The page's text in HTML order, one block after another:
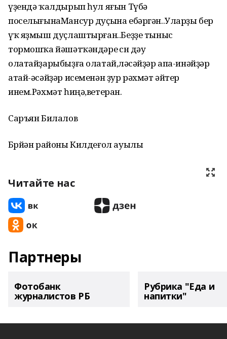
үҙендә ҡалдырып һул яғын Түбә
поселығынаМансур дуҫына ебәргән..Уларҙы бер
үҡ яҙмыш дуҫлаштырған..Беҙҙе тыныс
тормошҡа йәшәтҡәндәре өсөн дәу
олатайҙарыбыҙға олатай,өләсәйҙәр апа-инәйҙәр
атай-әсәйҙәр исеменән ҙур рәхмәт әйтер
инем.Рәхмәт һиңә,ветеран.
Саръян Билалов
Бөрйән районы Килдеғол ауылы
Читайте нас
Партнеры
Фотобанк
журналистов РБ
Рубрика "Еда и
напитки"